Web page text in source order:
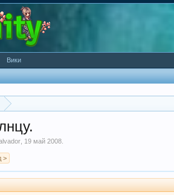
19 май 2008
>
Вики